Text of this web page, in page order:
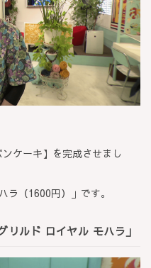
ケーキ】を完成させまし
ラ（1600円）」です。
リルド ロイヤル モハラ」